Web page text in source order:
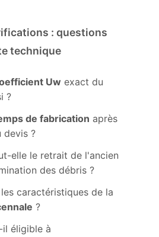
: questions
technique
Uw exact du
?
de fabrication après
devis ?
elle le retrait de l'ancien
des débris ?
caractéristiques de la
?
il éligible à